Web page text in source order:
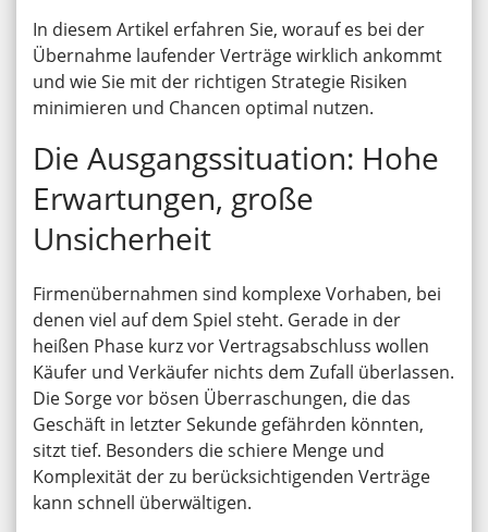
In diesem Artikel erfahren Sie, worauf es bei der
Übernahme laufender Verträge wirklich ankommt
und wie Sie mit der richtigen Strategie Risiken
minimieren und Chancen optimal nutzen.
Die Ausgangssituation: Hohe
Erwartungen, große
Unsicherheit
Firmenübernahmen sind komplexe Vorhaben, bei
denen viel auf dem Spiel steht. Gerade in der
heißen Phase kurz vor Vertragsabschluss wollen
Käufer und Verkäufer nichts dem Zufall überlassen.
Die Sorge vor bösen Überraschungen, die das
Geschäft in letzter Sekunde gefährden könnten,
sitzt tief. Besonders die schiere Menge und
Komplexität der zu berücksichtigenden Verträge
kann schnell überwältigen.